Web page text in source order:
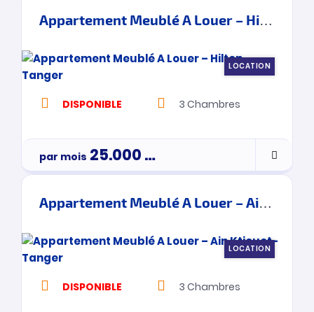
Appartement Meublé A Louer – Hilton – Tanger
LOCATION
DISPONIBLE 3 Chambres
par mois 25.000Dh
Appartement Meublé A Louer – Ain Ktiouet- Tanger
LOCATION
DISPONIBLE 3 Chambres